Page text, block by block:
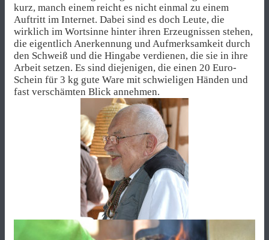
kurz, manch einem reicht es nicht einmal zu einem
Auftritt im Internet. Dabei sind es doch Leute, die
wirklich im Wortsinne hinter ihren Erzeugnissen stehen,
die eigentlich Anerkennung und Aufmerksamkeit durch
den Schweiß und die Hingabe verdienen, die sie in ihre
Arbeit setzen. Es sind diejenigen, die einen 20 Euro-
Schein für 3 kg gute Ware mit schwieligen Händen und
fast verschämten Blick annehmen.